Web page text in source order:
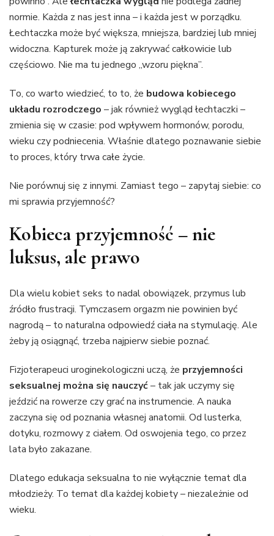
normie. Każda z nas jest inna – i każda jest w porządku.
Łechtaczka może być większa, mniejsza, bardziej lub mniej
widoczna. Kapturek może ją zakrywać całkowicie lub
częściowo. Nie ma tu jednego „wzoru piękna”.
To, co warto wiedzieć, to to, że budowa kobiecego
układu rozrodczego – jak również wygląd łechtaczki –
zmienia się w czasie: pod wpływem hormonów, porodu,
wieku czy podniecenia. Właśnie dlatego poznawanie siebie
to proces, który trwa całe życie.
Nie porównuj się z innymi. Zamiast tego – zapytaj siebie: co
mi sprawia przyjemność?
Kobieca przyjemność – nie
luksus, ale prawo
Dla wielu kobiet seks to nadal obowiązek, przymus lub
źródło frustracji. Tymczasem orgazm nie powinien być
nagrodą – to naturalna odpowiedź ciała na stymulację. Ale
żeby ją osiągnąć, trzeba najpierw siebie poznać.
Fizjoterapeuci uroginekologiczni uczą, że przyjemności
seksualnej można się nauczyć– tak jak uczymy się
jeździć na rowerze czy grać na instrumencie. A nauka
zaczyna się od poznania własnej anatomii. Od lusterka,
dotyku, rozmowy z ciałem. Od oswojenia tego, co przez
lata było zakazane.
Dlatego edukacja seksualna to nie wyłącznie temat dla
młodzieży. To temat dla każdej kobiety – niezależnie od
wieku.